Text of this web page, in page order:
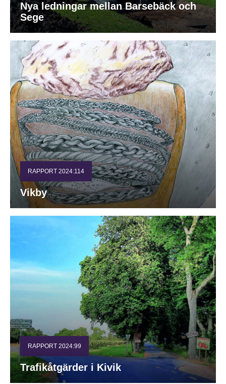
Nya ledningar mellan Barsebäck och
Sege
RAPPORT 2024:114
Vikby
RAPPORT 2024:99
Trafikåtgärder i Kivik